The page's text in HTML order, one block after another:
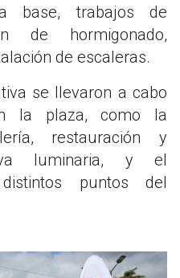
base, trabajos de
de hormigonado,
de escaleras.
se llevaron a cabo
la plaza, como la
restauración y
luminaria, y el
puntos del